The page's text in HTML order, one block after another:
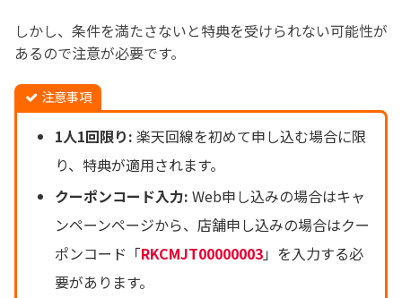
しかし、条件を満たさないと特典を受けられない可能性が
あるので注意が必要です。
注意事項
1人1回限り: 楽天回線を初めて申し込む場合に限
り、特典が適用されます。
クーポンコード入力: Web申し込みの場合はキャ
ンペーンページから、店舗申し込みの場合はクー
ポンコード「RKCMJT00000003」を入力する必
要があります。